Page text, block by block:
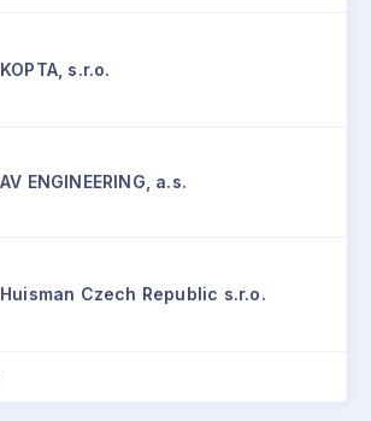
KOPTA, s.r.o.
AV ENGINEERING, a.s.
Huisman Czech Republic s.r.o.